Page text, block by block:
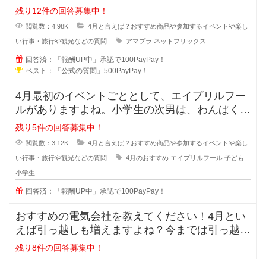
てください！ファンタジーや異
残り12件の回答募集中！
閲覧数：4.98K 4月と言えば？おすすめ商品や参加するイベントや楽し
い行事・旅行や観光などの質問 アマプラ ネットフリックス
回答済：「報酬UP中」承認で100PayPay！
ベスト：「公式の質問」500PayPay！
4月最初のイベントごととして、エイプリルフー
ルがありますよね。小学生の次男は、わんぱく気
質な所があり、当日はお友達にもし
残り5件の回答募集中！
閲覧数：3.12K 4月と言えば？おすすめ商品や参加するイベントや楽し
い行事・旅行や観光などの質問 4月のおすすめ エイプリルフール 子ども
小学生
回答済：「報酬UP中」承認で100PayPay！
おすすめの電気会社を教えてください！4月とい
えば引っ越しも増えますよね？今までは引っ越し
先の電気を何となく使っていました
残り8件の回答募集中！